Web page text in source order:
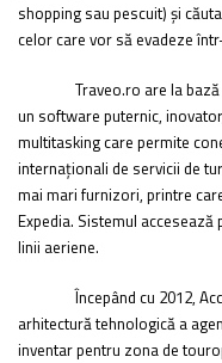
shopping sau pescuit) și
celor care vor să evadeze
Traveo.ro are la
un software puternic,
multitasking care permite
internaționali de servicii de
mai mari furnizori, printre
Expedia. Sistemul
linii aeriene.
Începând cu 2012,
arhitectură tehnologică a
inventar pentru zona de